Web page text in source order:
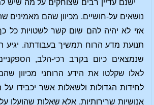
ישנם עדיין רבים שצוחקים על מה שיש
נושאים על-חושיים. מכיוון שהם מאמינים
אזי לא יהיה להם שום קשר לשטויות כל
תנועת מדע הרוח תמשיך בעבודתה. יגיע
שנמצאים כיום בקרב רכי-הלב,
לאלו שקלטו את הידע הרוחני מכיוון
לחידות הגדולות ולשאלות אשר יכבידו
אנושיות שרירותיות, אלא שאלות שהועלו